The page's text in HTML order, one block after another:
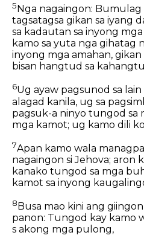
5 Nga nagaingon:
tagsatagsa gikan sa iyang
sa kadautan sa inyong
kamo sa yuta nga gihatag
inyong mga amahan,
bisan hangtud sa
6Ug ayaw pagsunod sa
alagad kanila, ug sa
pagsuk-a ninyo tungod sa
mga kamot; ug kamo dili
7Apan kamo wala
nagaingon si Jehova; aron
kanako tungod sa mga
kamot sa inyong
8 Busa mao kini ang
panon: Tungod kay kamo
s akong mga pulong,